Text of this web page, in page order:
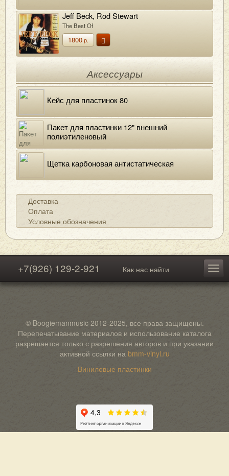
Jeff Beck, Rod Stewart
The Best Of
1800р.
Аксессуары
Кейс для пластинок 80
Пакет для пластинки 12" внешний
полиэтиленовый
Щетка карбоновая антистатическая
Доставка
Оплата
Условные обозначения
+7(926) 129-2-921 Как нас найти
© Boogiemanmusic 2012-2025, все права защищены.
Перепечатывание материалов и использование каталога
разрешается только с разрешения авторов и при указании
активной ссылки на bmm-vinyl.ru
Виниловые пластинки